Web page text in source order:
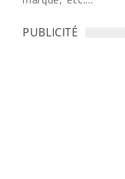
PUBLICITÉ